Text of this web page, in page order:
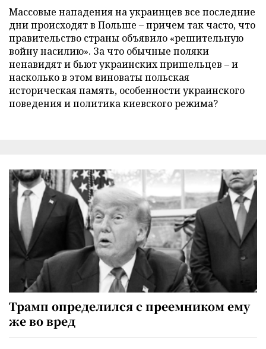
Массовые нападения на украинцев все последние
дни происходят в Польше – причем так часто, что
правительство страны объявило «решительную
войну насилию». За что обычные поляки
ненавидят и бьют украинских пришельцев – и
насколько в этом виноваты польская
историческая память, особенности украинского
поведения и политика киевского режима?
Трамп определился с преемником ему
же во вред